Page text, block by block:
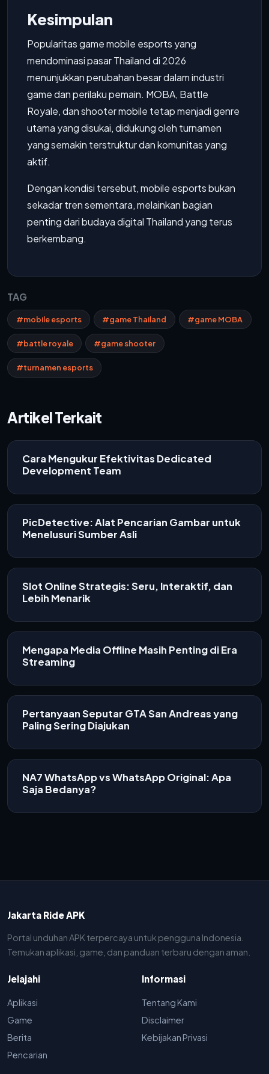
Kesimpulan
Popularitas game mobile esports yang
mendominasi pasar Thailand di 2026
menunjukkan perubahan besar dalam industri
game dan perilaku pemain. MOBA, Battle
Royale, dan shooter mobile tetap menjadi genre
utama yang disukai, didukung oleh turnamen
yang semakin terstruktur dan komunitas yang
aktif.
Dengan kondisi tersebut, mobile esports bukan
sekadar tren sementara, melainkan bagian
penting dari budaya digital Thailand yang terus
berkembang.
TAG
#mobile esports #game Thailand #game MOBA
#battle royale #game shooter
#turnamen esports
Artikel Terkait
Cara Mengukur Efektivitas Dedicated
Development Team
PicDetective: Alat Pencarian Gambar untuk
Menelusuri Sumber Asli
Slot Online Strategis: Seru, Interaktif, dan
Lebih Menarik
Mengapa Media Offline Masih Penting di Era
Streaming
Pertanyaan Seputar GTA San Andreas yang
Paling Sering Diajukan
NA7 WhatsApp vs WhatsApp Original: Apa
Saja Bedanya?
Jakarta Ride APK
Portal unduhan APK terpercaya untuk pengguna Indonesia.
Temukan aplikasi, game, dan panduan terbaru dengan aman.
Jelajahi
Aplikasi
Game
Berita
Pencarian
Informasi
Tentang Kami
Disclaimer
Kebijakan Privasi